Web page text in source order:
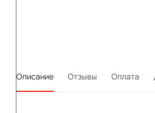
Описание Отзывы Оплата